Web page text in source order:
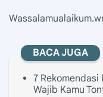
BACA JUGA
7 Rekomendasi
Wajib Kamu